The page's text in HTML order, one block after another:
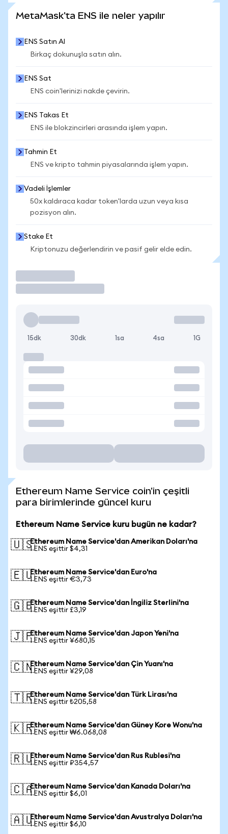
MetaMask'ta ENS ile neler yapılır
ENS Satın Al
Birkaç dokunuşla satın alın.
ENS Sat
ENS coin'lerinizi nakde çevirin.
ENS Takas Et
ENS ile blokzincirleri arasında işlem yapın.
Tahmin Et
ENS ve kripto tahmin piyasalarında işlem yapın.
Vadeli İşlemler
50x kaldıraca kadar token'larda uzun veya kısa
pozisyon alın.
Stake Et
Kriptonuzu değerlendirin ve pasif gelir elde edin.
15dk 30dk 1sa 4sa 1G
Ethereum Name Service coin'in çeşitli
para birimlerinde güncel kuru
Ethereum Name Service kuru bugün ne kadar?
🇺🇸Ethereum Name Service'dan Amerikan Doları'na
1 ENS eşittir $4,31
🇪🇺Ethereum Name Service'dan Euro'na
1 ENS eşittir €3,73
🇬🇧Ethereum Name Service'dan İngiliz Sterlini'na
1 ENS eşittir £3,19
🇯🇵Ethereum Name Service'dan Japon Yeni'na
1 ENS eşittir ¥680,15
🇨🇳Ethereum Name Service'dan Çin Yuanı'na
1 ENS eşittir ¥29,08
🇹🇷Ethereum Name Service'dan Türk Lirası'na
1 ENS eşittir ₺205,58
🇰🇷Ethereum Name Service'dan Güney Kore Wonu'na
1 ENS eşittir ₩6.068,08
🇷🇺Ethereum Name Service'dan Rus Rublesi'na
1 ENS eşittir ₽354,57
🇨🇦Ethereum Name Service'dan Kanada Doları'na
1 ENS eşittir $6,01
🇦🇺Ethereum Name Service'dan Avustralya Doları'na
1 ENS eşittir $6,10